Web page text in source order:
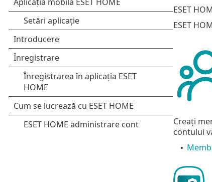
ESET
ESET
Creați
contului
•